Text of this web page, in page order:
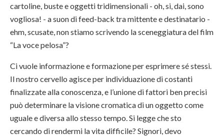
cartoline, buste e oggetti tridimensionali - oh, si, dai, sono
vogliosa! - a suon di feed-back tra mittente e destinatario -
ehm, scusate, non stiamo scrivendo la sceneggiatura del film
“La voce pelosa”?
Ci vuole informazione e formazione per esprimere sé stessi.
Il nostro cervello agisce per individuazione di costanti
finalizzate alla conoscenza, e l’unione di fattori ben precisi
può determinare la visione cromatica di un oggetto come
uguale e diversa allo stesso tempo. Si legge che sto
cercando di rendermi la vita difficile? Signori, devo